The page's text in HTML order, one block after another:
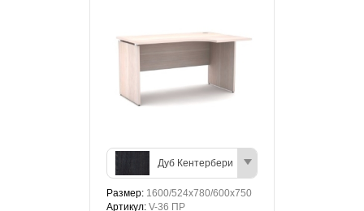
Дуб Кентербери
Размер: 1600/524х780/600х750
Артикул: V-36 ПР